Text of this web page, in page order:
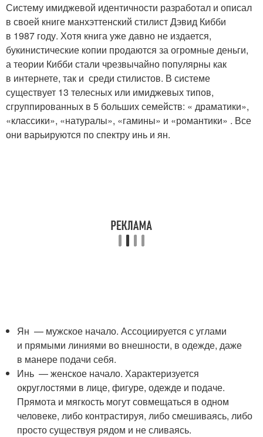
Систему имиджевой идентичности разработал и описал
в своей книге манхэттенский стилист Дэвид Кибби
в 1987 году. Хотя книга уже давно не издается,
букинистические копии продаются за огромные деньги,
а теории Кибби стали чрезвычайно популярны как
в интернете, так и среди стилистов. В системе
существует 13 телесных или имиджевых типов,
сгруппированных в 5 больших семейств: « драматики»,
«классики», «натуралы», «гамины» и «романтики» . Все
они варьируются по спектру инь и ян.
Ян — мужское начало. Ассоциируется с углами
и прямыми линиями во внешности, в одежде, даже
в манере подачи себя.
Инь — женское начало. Характеризуется
округлостями в лице, фигуре, одежде и подаче.
Прямота и мягкость могут совмещаться в одном
человеке, либо контрастируя, либо смешиваясь, либо
просто существуя рядом и не сливаясь.